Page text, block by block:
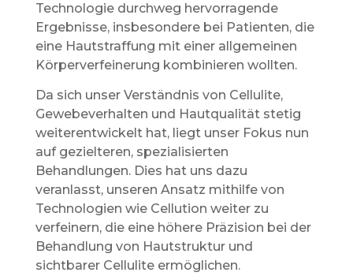
Technologie durchweg hervorragende
Ergebnisse, insbesondere bei Patienten, die
eine Hautstraffung mit einer allgemeinen
Körperverfeinerung kombinieren wollten.
Da sich unser Verständnis von Cellulite,
Gewebeverhalten und Hautqualität stetig
weiterentwickelt hat, liegt unser Fokus nun
auf gezielteren, spezialisierten
Behandlungen. Dies hat uns dazu
veranlasst, unseren Ansatz mithilfe von
Technologien wie Cellution weiter zu
verfeinern, die eine höhere Präzision bei der
Behandlung von Hautstruktur und
sichtbarer Cellulite ermöglichen.